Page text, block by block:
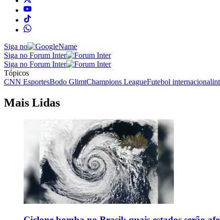
Siga no
Siga no Forum Inter
Siga no Forum Inter
Tópicos
CNN EsportesBodo GlimtChampions LeagueFutebol internacional
Mais Lidas